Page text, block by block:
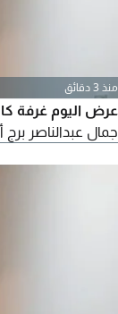
منذ 3 دقائق
عرض اليوم غرفة
جمال عبدالناصر برج